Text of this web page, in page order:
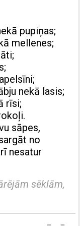
pupiņas;
mellenes;
nekā lasis;
rīsi;
sāpes,
no
nesatur
sēklām,